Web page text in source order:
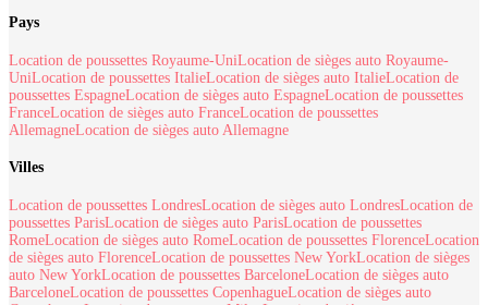
Pays
Location de poussettes Royaume-UniLocation de sièges auto Royaume-
UniLocation de poussettes ItalieLocation de sièges auto ItalieLocation de
poussettes EspagneLocation de sièges auto EspagneLocation de poussettes
FranceLocation de sièges auto FranceLocation de poussettes
AllemagneLocation de sièges auto Allemagne
Villes
Location de poussettes LondresLocation de sièges auto LondresLocation de
poussettes ParisLocation de sièges auto ParisLocation de poussettes
RomeLocation de sièges auto RomeLocation de poussettes FlorenceLocation
de sièges auto FlorenceLocation de poussettes New YorkLocation de sièges
auto New YorkLocation de poussettes BarceloneLocation de sièges auto
BarceloneLocation de poussettes CopenhagueLocation de sièges auto